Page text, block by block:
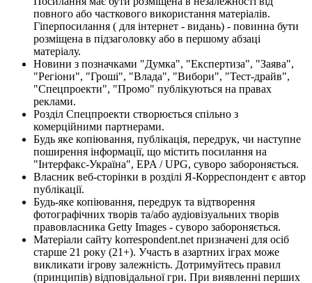
повного або часткового використання матеріалів.
Гіперпосилання ( для інтернет - видань) - повинна бути
розміщена в підзаголовку або в першому абзаці
матеріалу.
Новини з позначками "Думка", "Експертиза", "Заява",
"Регіони", "Гроші", "Влада", "Вибори", "Тест-драйв",
"Спецпроекти", "Промо" публікуються на правах
реклами.
Розділ Спецпроекти створюється спільно з
комерційними партнерами.
Будь яке копіювання, публікація, передрук, чи наступне
поширення інформації, що містить посилання на
"Інтерфакс-Україна", EPA / UPG, суворо забороняється.
Власник веб-сторінки в розділі Я-Корреспондент є автор
публікації.
Будь-яке копіювання, передрук та відтворення
фотографічних творів та/або аудіовізуальних творів
правовласника Getty Images - суворо забороняється.
Матеріали сайту korrespondent.net призначені для осіб
старше 21 року (21+). Участь в азартних іграх може
викликати ігрову залежність. Дотримуйтесь правил
(принципів) відповідальної гри. При виявленні перших